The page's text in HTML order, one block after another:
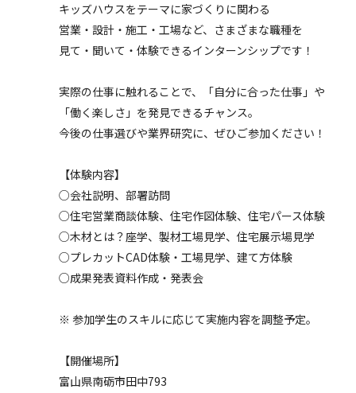
キッズハウスをテーマに家づくりに関わる
営業・設計・施工・工場など、さまざまな職種を
見て・聞いて・体験できるインターンシップです！
実際の仕事に触れることで、「自分に合った仕事」や
「働く楽しさ」を発見できるチャンス。
今後の仕事選びや業界研究に、ぜひご参加ください！
【体験内容】
○会社説明、部署訪問
○住宅営業商談体験、住宅作図体験、住宅パース体験
○木材とは？座学、製材工場見学、住宅展示場見学
○プレカットCAD体験・工場見学、建て方体験
○成果発表資料作成・発表会
※ 参加学生のスキルに応じて実施内容を調整予定。
【開催場所】
富山県南砺市田中793